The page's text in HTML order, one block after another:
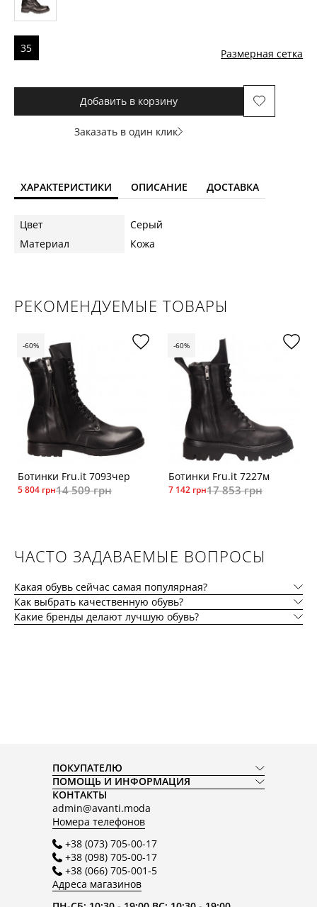
35 Размерная сетка
Добавить в корзину
Заказать в один клик
ХАРАКТЕРИСТИКИ ОПИСАНИЕ ДОСТАВКА
Цвет
Серый
Материал
Кожа
РЕКОМЕНДУЕМЫЕ ТОВАРЫ
Ботинки Fru.it 7093чер
5 804 грн14 509 грн
-60%
Ботинки Fru.it 7227м
7 142 грн17 853 грн
-60%
ЧАСТО ЗАДАВАЕМЫЕ ВОПРОСЫ
Какая обувь сейчас самая популярная?
Как выбрать качественную обувь?
Какие бренды делают лучшую обувь?
ПОКУПАТЕЛЮ
ПОМОЩЬ И ИНФОРМАЦИЯ
КОНТАКТЫ
admin@avanti.moda
Номера телефонов
+38 (073) 705-00-17
+38 (098) 705-00-17
+38 (066) 705-001-5
Адреса магазинов